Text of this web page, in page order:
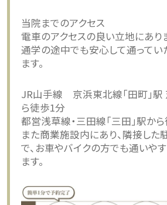
当院までのアクセス
電車のアクセスの良い立地にあり
通学の途中でも安心して通ってい
ます。
JR山手線 京浜東北線「田町」駅
ら徒歩1分
都営浅草線・三田線「三田」駅か
また商業施設内にあり、隣接した
で、お車やバイクの方でも通いや
ます。